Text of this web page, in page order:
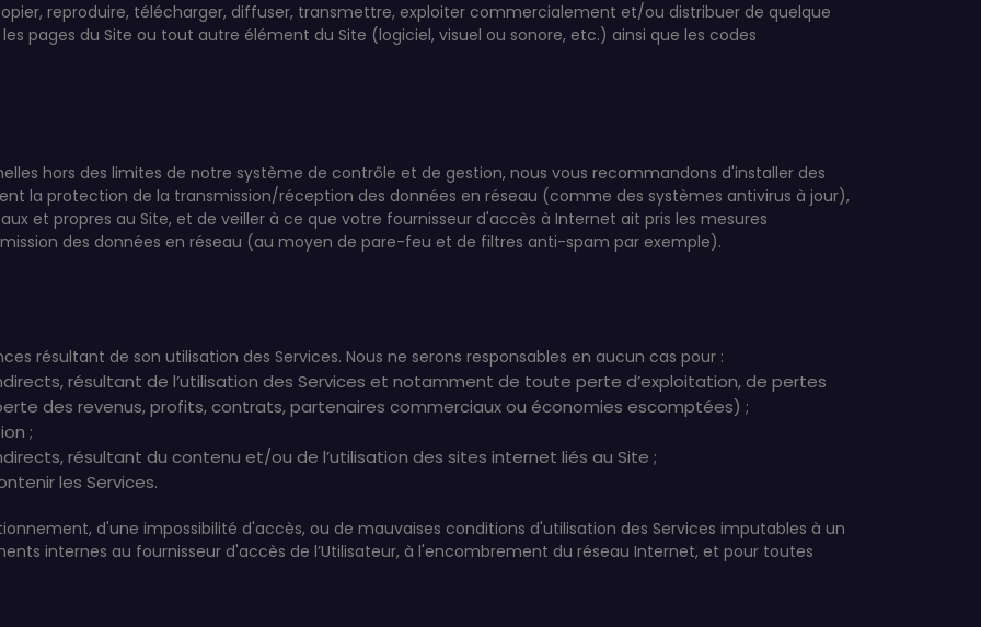
reproduire, télécharger, diffuser, transmettre, exploiter commercialement et/ou distribuer de quelque
pages du Site ou tout autre élément du Site (logiciel, visuel ou sonore, etc.) ainsi que les codes
hors des limites de notre système de contrôle et de gestion, nous vous recommandons d'installer des
la protection de la transmission/réception des données en réseau (comme des systèmes antivirus à jour),
et propres au Site, et de veiller à ce que votre fournisseur d'accès à Internet ait pris les mesures
des données en réseau (au moyen de pare-feu et de filtres anti-spam par exemple).
résultant de son utilisation des Services. Nous ne serons responsables en aucun cas pour :
résultant de l’utilisation des Services et notamment de toute perte d’exploitation, de pertes
des revenus, profits, contrats, partenaires commerciaux ou économies escomptées) ;
;
résultant du contenu et/ou de l’utilisation des sites internet liés au Site ;
les Services.
d'une impossibilité d'accès, ou de mauvaises conditions d'utilisation des Services imputables à un
internes au fournisseur d'accès de l’Utilisateur, à l'encombrement du réseau Internet, et pour toutes